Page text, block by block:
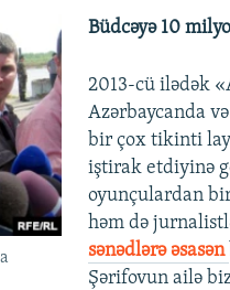
Büdcəyə 10
2013-cü ilədək
Azərbaycanda
bir çox tikinti
iştirak etdiyinə
oyunçulardan
həm də
sənədlərə əsasən
Şərifovun ailə